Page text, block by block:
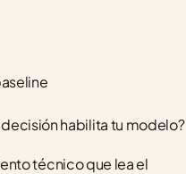
habilita tu modelo?
técnico que lea el